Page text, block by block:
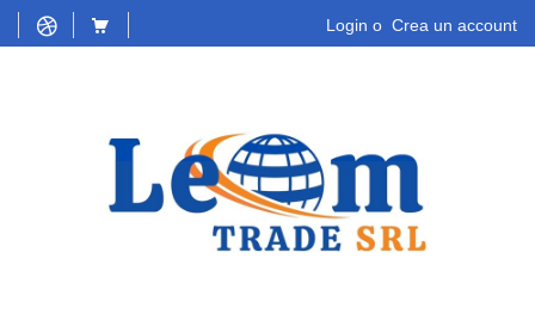
Login o Crea un account